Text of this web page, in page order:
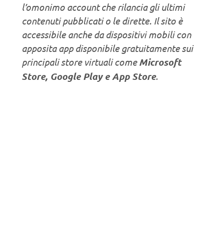
l’omonimo account che rilancia gli ultimi
contenuti pubblicati o le dirette. Il sito è
accessibile anche da dispositivi mobili con
apposita app disponibile gratuitamente sui
principali store virtuali comeMicrosoft
Store, Google Play e App Store.